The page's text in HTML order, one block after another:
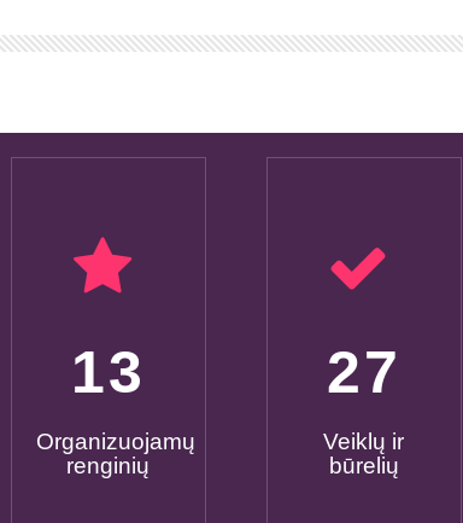
15
Organizuojamų
renginių
30
Veiklų ir
būrelių